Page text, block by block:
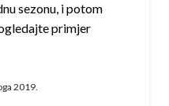
sezonu, i potom
primjer
2019.